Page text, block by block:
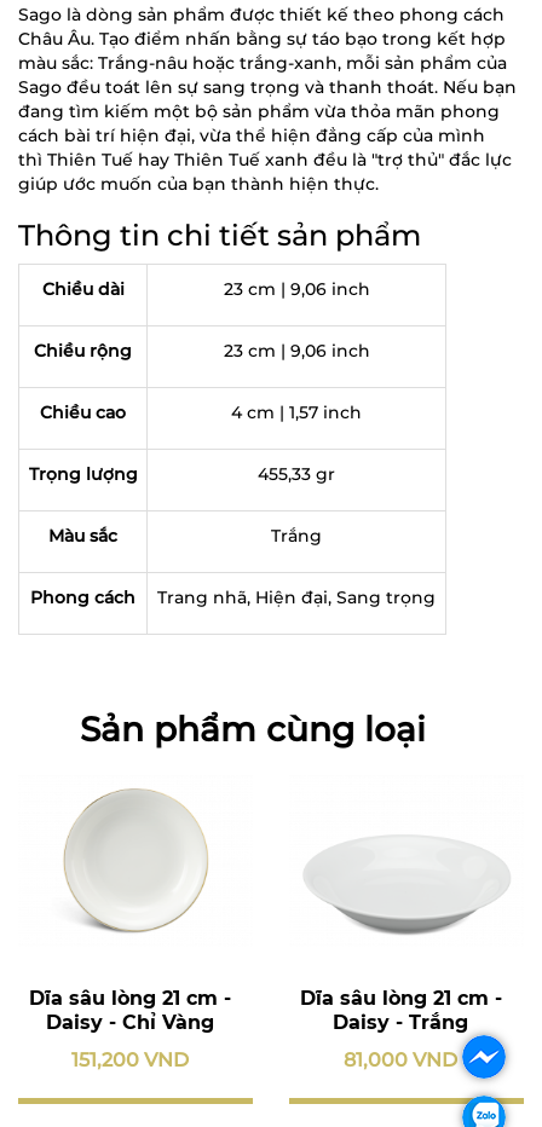
Sago là dòng sản phẩm được thiết kế theo phong cách
Châu Âu. Tạo điểm nhấn bằng sự táo bạo trong kết hợp
màu sắc: Trắng-nâu hoặc trắng-xanh, mỗi sản phẩm của
Sago đều toát lên sự sang trọng và thanh thoát. Nếu bạn
đang tìm kiếm một bộ sản phẩm vừa thỏa mãn phong
cách bài trí hiện đại, vừa thể hiện đẳng cấp của mình
thì Thiên Tuế hay Thiên Tuế xanh đều là "trợ thủ" đắc lực
giúp ước muốn của bạn thành hiện thực.
Thông tin chi tiết sản phẩm
Chiều dài 23 cm | 9,06 inch
Chiều rộng 23 cm | 9,06 inch
Chiều cao 4 cm | 1,57 inch
Trọng lượng 455,33 gr
Màu sắc Trắng
Phong cách Trang nhã, Hiện đại, Sang trọng
Sản phẩm cùng loại
Dĩa sâu lòng 21 cm -
Daisy - Chỉ Vàng
151,200 VND
Dĩa sâu lòng 21 cm -
Daisy - Trắng
81,000 VND